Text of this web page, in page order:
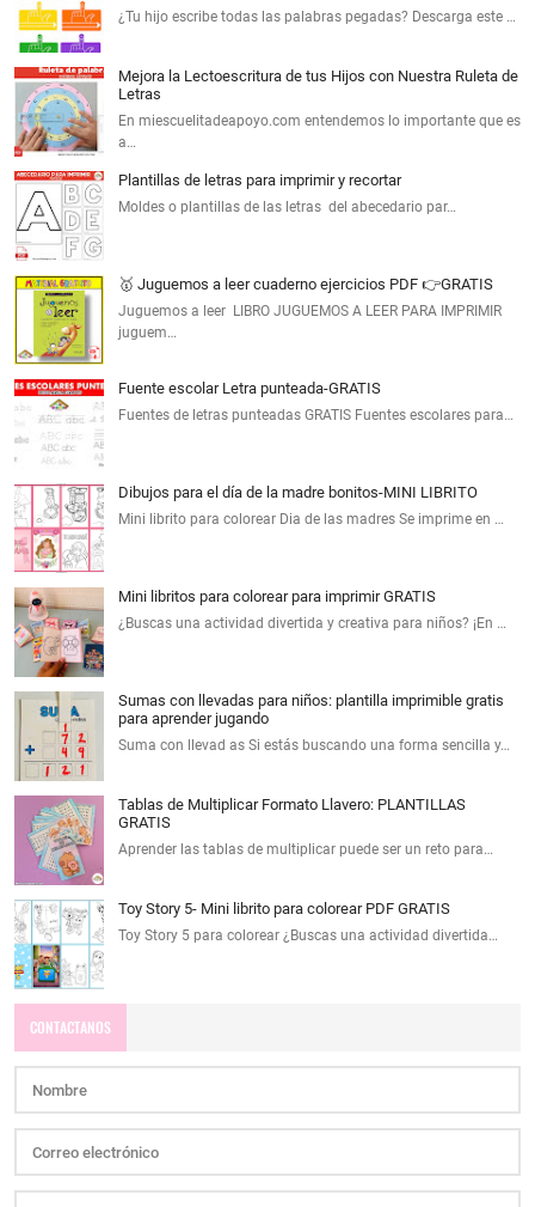
¿Tu hijo escribe todas las palabras pegadas? Descarga este …
Mejora la Lectoescritura de tus Hijos con Nuestra Ruleta de
Letras
En miescuelitadeapoyo.com entendemos lo importante que es
a…
Plantillas de letras para imprimir y recortar
Moldes o plantillas de las letras del abecedario par…
🥇 Juguemos a leer cuaderno ejercicios PDF 👉GRATIS
Juguemos a leer LIBRO JUGUEMOS A LEER PARA IMPRIMIR
juguem…
Fuente escolar Letra punteada-GRATIS
Fuentes de letras punteadas GRATIS Fuentes escolares para…
Dibujos para el día de la madre bonitos-MINI LIBRITO
Mini librito para colorear Dia de las madres Se imprime en …
Mini libritos para colorear para imprimir GRATIS
¿Buscas una actividad divertida y creativa para niños? ¡En …
Sumas con llevadas para niños: plantilla imprimible gratis
para aprender jugando
Suma con llevad as Si estás buscando una forma sencilla y…
Tablas de Multiplicar Formato Llavero: PLANTILLAS
GRATIS
Aprender las tablas de multiplicar puede ser un reto para…
Toy Story 5- Mini librito para colorear PDF GRATIS
Toy Story 5 para colorear ¿Buscas una actividad divertida…
CONTACTANOS